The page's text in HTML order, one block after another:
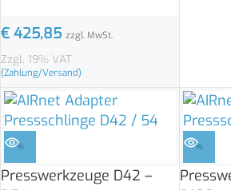
€ 425,85 zzgl. MwSt.
Zzgl. 19% VAT
(Zahlung/Versand)
%
Presswerkzeuge D42 –
%